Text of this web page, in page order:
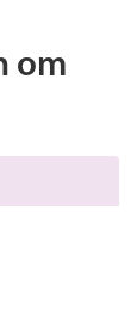
om